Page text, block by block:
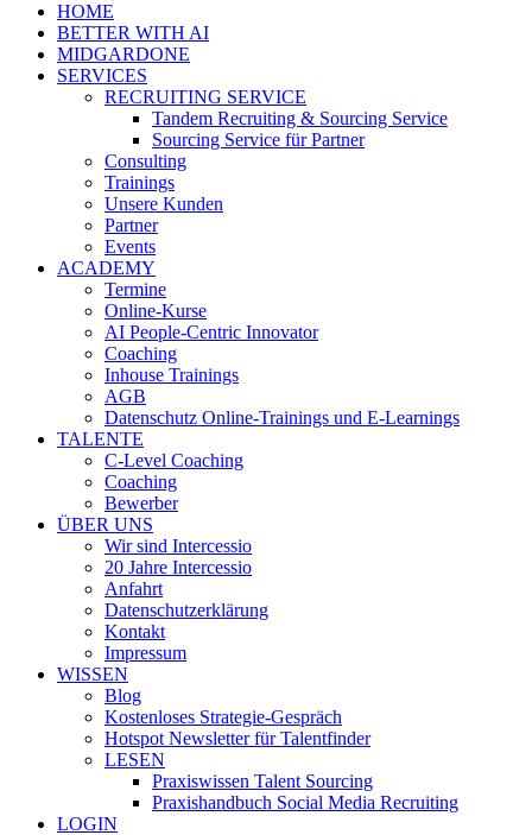
HOME
BETTER WITH AI
MIDGARDONE
SERVICES
RECRUITING SERVICE
Tandem Recruiting & Sourcing Service
Sourcing Service für Partner
Consulting
Trainings
Unsere Kunden
Partner
Events
ACADEMY
Termine
Online-Kurse
AI People-Centric Innovator
Coaching
Inhouse Trainings
AGB
Datenschutz Online-Trainings und E-Learnings
TALENTE
C-Level Coaching
Coaching
Bewerber
ÜBER UNS
Wir sind Intercessio
20 Jahre Intercessio
Anfahrt
Datenschutzerklärung
Kontakt
Impressum
WISSEN
Blog
Kostenloses Strategie-Gespräch
Hotspot Newsletter für Talentfinder
LESEN
Praxiswissen Talent Sourcing
Praxishandbuch Social Media Recruiting
LOGIN